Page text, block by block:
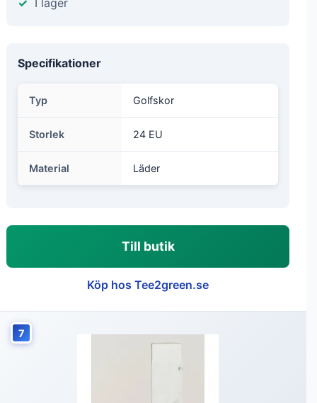
I lager
Specifikationer
Typ Golfskor
Storlek 24 EU
Material Läder
Till butik
Köp hos Tee2green.se
7